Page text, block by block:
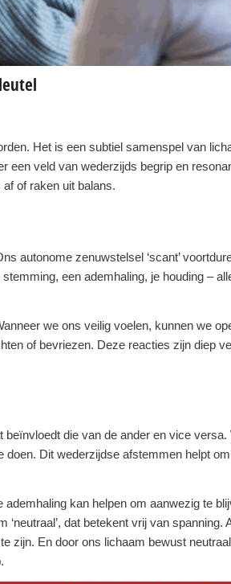
Het is een subtiel samenspel van
een veld van wederzijds begrip en
of raken uit balans.
autonome zenuwstelsel ‘scant’
een ademhaling, je houding –
we ons veilig voelen, kunnen we
of bevriezen. Deze reacties zijn diep
die van de ander en vice versa.
doen. Dit wederzijdse afstemmen helpt
kan helpen om aanwezig te
dat betekent vrij van spanning.
zijn. En door ons lichaam bewust